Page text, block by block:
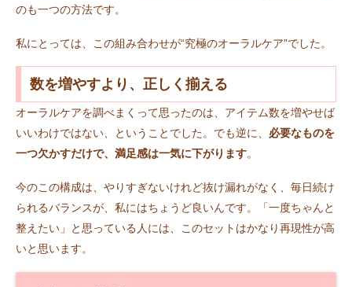
のも一つの方法です。
私にとっては、この組み合わせが“究極のオーラルケア”でした。
数を増やすより、正しく揃える
オーラルケアを調べまくって思ったのは、アイテム数を増やせば
いいわけではない、ということでした。でも逆に、 必要なものを
一つ欠かすだけで、満足感は一気に下がります。
今のこの構成は、やりすぎないけれど抜け漏れがなく、毎日続け
られるバランスが、私にはちょうど良いんです。「一度ちゃんと
整えたい」と思っている人には、このセットはかなり再現性が高
いと思います。